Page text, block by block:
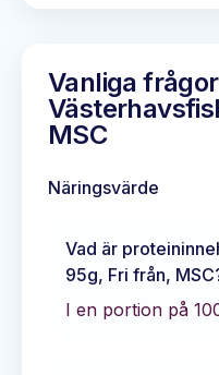
Vanliga
MSC
Näringsvärde
Vad är
95g, Fri från, MSC
I en portion på